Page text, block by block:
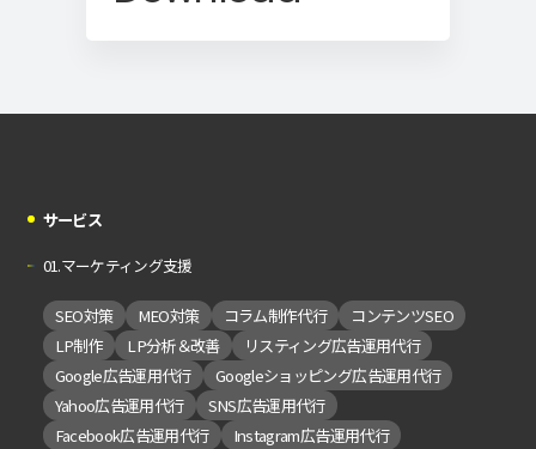
サービス
01.マーケティング支援
SEO対策 MEO対策 コラム制作代行
コンテンツSEO
LP制作
LP分析＆改善
リスティング広告運用代行
Google広告運用代行
Googleショッピング広告運用代行
Yahoo広告運用代行
SNS広告運用代行
Facebook広告運用代行
Instagram広告運用代行